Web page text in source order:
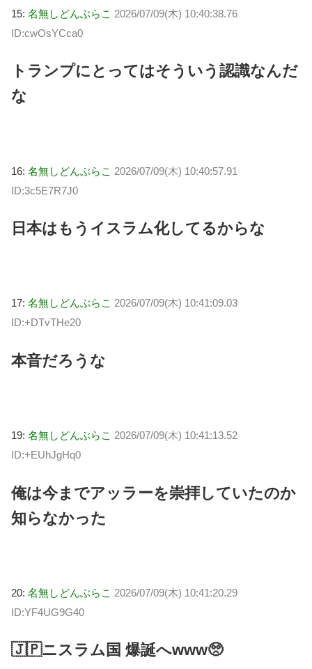
15: 名無しどんぶらこ 2026/07/09(木) 10:40:38.76
ID:cwOsYCca0
トランプにとってはそういう認識なんだ
な
16: 名無しどんぶらこ 2026/07/09(木) 10:40:57.91
ID:3c5E7R7J0
日本はもうイスラム化してるからな
17: 名無しどんぶらこ 2026/07/09(木) 10:41:09.03
ID:+DTvTHe20
本音だろうな
19: 名無しどんぶらこ 2026/07/09(木) 10:41:13.52
ID:+EUhJgHq0
俺は今までアッラーを崇拝していたのか
知らなかった
20: 名無しどんぶらこ 2026/07/09(木) 10:41:20.29
ID:YF4UG9G40
🇯🇵ニスラム国 爆誕へwww🥺